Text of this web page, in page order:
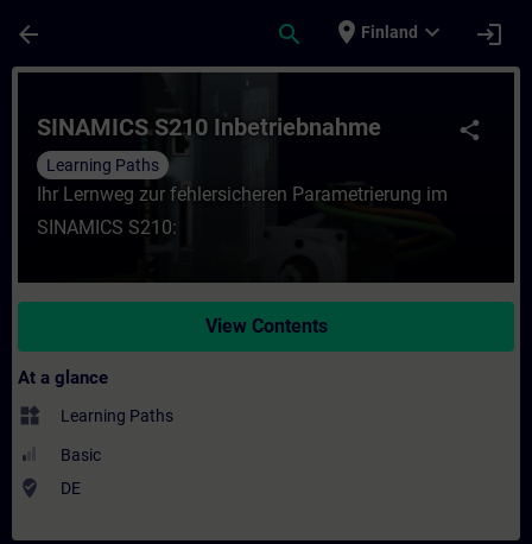
arrow_back search place Finland expand_more login
Course - SINAMICS S210
share
SINAMICS S210 Inbetriebnahme
Learning Paths
Ihr Lernweg zur fehlersicheren Parametrierung im
SINAMICS S210:
View Contents
At a glance
widgets Learning Paths
Basic
where_to_vote DE